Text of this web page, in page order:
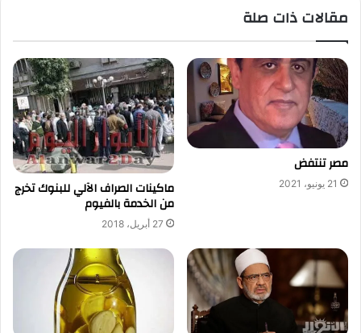
مقالات ذات صلة
مصر تنتفض
21 يونيو، 2021 ماكينات الصراف الآلي للبنوك تخرج
من الخدمة بالفيوم
27 أبريل، 2018